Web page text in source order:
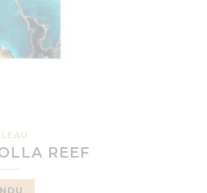
REEF